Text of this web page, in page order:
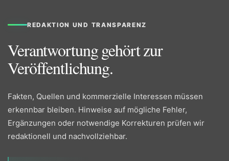
REDAKTION UND TRANSPARENZ
Verantwortung gehört zur
Veröffentlichung.
Fakten, Quellen und kommerzielle Interessen müssen
erkennbar bleiben. Hinweise auf mögliche Fehler,
Ergänzungen oder notwendige Korrekturen prüfen wir
redaktionell und nachvollziehbar.